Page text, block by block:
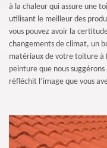
à la chaleur qui assure une
utilisant le meilleur des
vous pouvez avoir la
changements de climat, un
matériaux de votre toiture à
peinture que nous
réfléchit l’image que vous